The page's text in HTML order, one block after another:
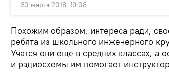
30 марта 2018, 19:08
Похожим образом, интереса ради,
ребята из школьного инженерного
Учатся они еще в средних классах, а
и радиосхемы им помогает